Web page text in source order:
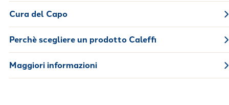
Cura del Capo
Perchè scegliere un prodotto Caleffi
Maggiori informazioni